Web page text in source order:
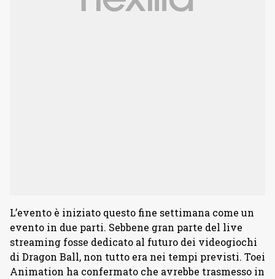
L’evento è iniziato questo fine settimana come un
evento in due parti. Sebbene gran parte del live
streaming fosse dedicato al futuro dei videogiochi
di Dragon Ball, non tutto era nei tempi previsti. Toei
Animation ha confermato che avrebbe trasmesso in